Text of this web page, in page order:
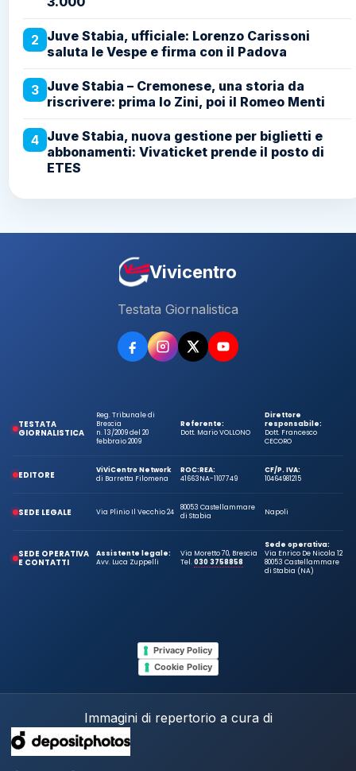
2 Juve Stabia, ufficiale: Lorenzo Carissoni
saluta le Vespe e firma con il Padova
3 Juve Stabia – Cremonese, una storia da
riscrivere: prima lo Zini, poi il Romeo Menti
4 Juve Stabia, nuova gestione per biglietti e
abbonamenti: Vivaticket prende il posto di
ETES
Vivicentro
Testata Giornalistica
TESTATA
GIORNALISTICA
Reg. Tribunale di
Brescia
n. 13/2009 del 20
febbraio 2009
Referente:
Dott. Mario VOLLONO
Direttore
responsabile:
Dott. Francesco
CECORO
EDITORE
ViViCentro Network
di Barretta Filomena
ROC:
41663
REA:
NA-1107749
CF/P. IVA:
10464981215
SEDE LEGALE Via Plinio Il Vecchio 24
80053 Castellammare
di Stabia
Napoli
SEDE OPERATIVA
E CONTATTI
Assistente legale:
Avv. Luca Zuppelli
Via Moretto 70, Brescia
Tel.030 3758858
Sede operativa:
Via Enrico De Nicola 12
80053 Castellammare
di Stabia (NA)
Privacy Policy
Cookie Policy
Immagini di repertorio a cura di